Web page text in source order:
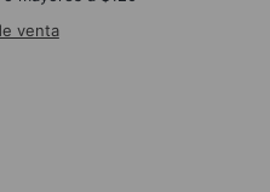
venta